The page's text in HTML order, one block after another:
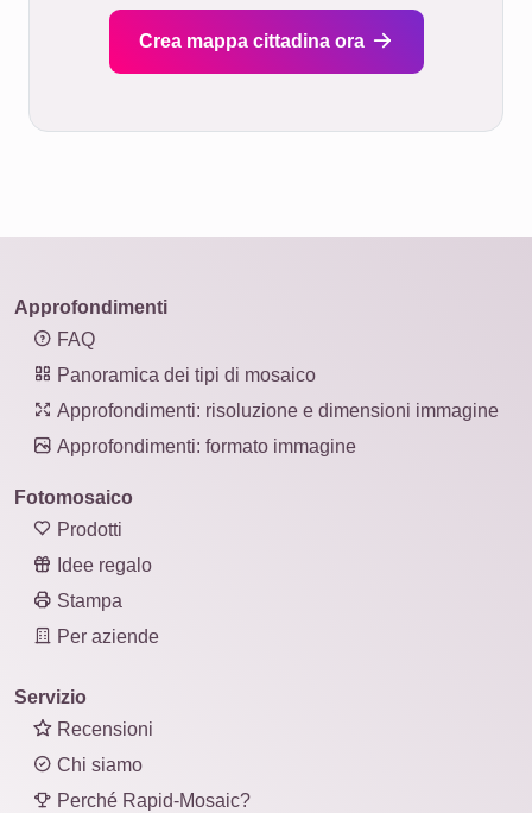
Crea mappa cittadina ora
Approfondimenti
FAQ
Panoramica dei tipi di mosaico
Approfondimenti: risoluzione e dimensioni immagine
Approfondimenti: formato immagine
Fotomosaico
Prodotti
Idee regalo
Stampa
Per aziende
Servizio
Recensioni
Chi siamo
Perché Rapid-Mosaic?